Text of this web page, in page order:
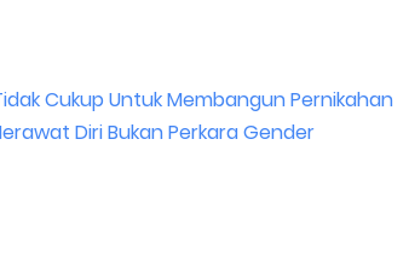
Cukup Untuk Membangun Pernikahan
Diri Bukan Perkara Gender